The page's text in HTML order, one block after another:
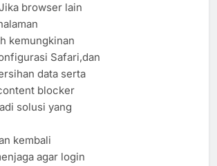
browser lain
kemungkinan
Safari,dan
data serta
blocker
solusi yang
kembali
agar login